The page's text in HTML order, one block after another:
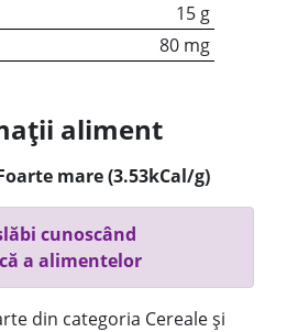
15 g
80 mg
aliment
mare (3.53kCal/g)
cunoscând
a alimentelor
din categoria Cereale și